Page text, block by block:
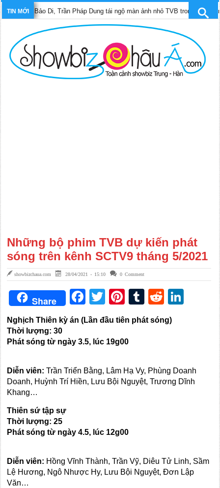
TIN MỚI
Bảo Di, Trần Pháp Dung tái ngộ màn ảnh nhỏ TVB trong phim “Trinh sát
Những bộ phim TVB dự kiến phát
sóng trên kênh SCTV9 tháng 5/2021
showbizchaua.com 28/04/2021 - 15:10 0 Comment
Share Facebook
TwitterPinterest
TumblrReddit
Nghịch Thiên kỳ án (Lần đầu tiên phát sóng)
Thời lượng: 30
Phát sóng từ ngày 3.5, lúc 19g00
Diễn viên:Trần Triển Bằng, Lâm Hạ Vy, Phùng Doanh
Doanh, Huỳnh Trí Hiền, Lưu Bội Nguyệt, Trương Dĩnh
Khang…
Thiên sứ tập sự
Thời lượng:25
Phát sóng từ ngày4.5, lúc 12g00
Diễn viên: Hồng Vĩnh Thành, Trần Vỹ, Diêu Tử Linh, Sầm
Lệ Hương, Ngô Nhược Hy, Lưu Bội Nguyệt, Đơn Lập
Văn…